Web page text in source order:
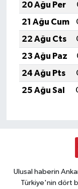
20 Ağu Per
21 Ağu Cum
22 Ağu Cts
23 Ağu Paz
24 Ağu Pts
25 Ağu Sal
Ulusal haberin
Türkiye'nin dört